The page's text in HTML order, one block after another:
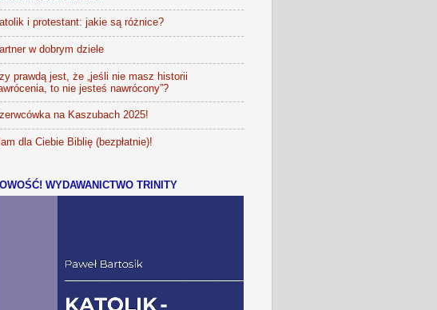
i protestant: jakie są różnice?
w dobrym dziele
prawdą jest, że „jeśli nie masz historii
to nie jesteś nawrócony”?
na Kaszubach 2025!
dla Ciebie Biblię (bezpłatnie)!
WYDAWANICTWO TRINITY